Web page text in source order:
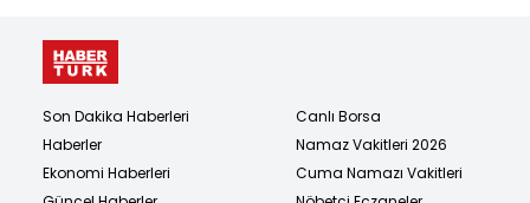
Son Dakika Haberleri
Haberler
Ekonomi Haberleri
Canlı Borsa
Namaz Vakitleri 2026
Cuma Namazı Vakitleri